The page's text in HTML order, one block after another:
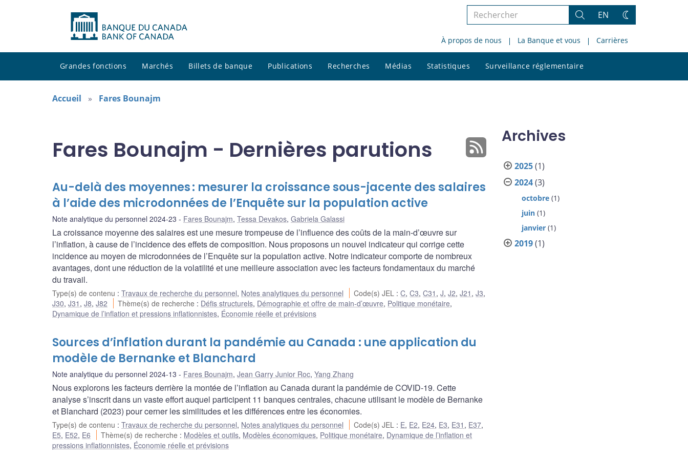
Rechercher
le
site
Rechercher
EN
Changez
thème
À propos de nous La Banque et vous Carrières
Grandes fonctions Marchés Billets de banque Publications Recherches Médias Statistiques Surveillance réglementaire
le
Accueil Fares Bounajm
Fares Bounajm - Dernières parutions
Au-delà des moyennes : mesurer la croissance sous-jacente des salaires
à l’aide des microdonnées de l’Enquête sur la population active
Note analytique du personnel 2024-23 Fares Bounajm, Tessa Devakos, Gabriela Galassi
La croissance moyenne des salaires est une mesure trompeuse de l’influence des coûts de la main-d’œuvre sur
l’inflation, à cause de l’incidence des effets de composition. Nous proposons un nouvel indicateur qui corrige cette
incidence au moyen de microdonnées de l’Enquête sur la population active. Notre indicateur comporte de nombreux
avantages, dont une réduction de la volatilité et une meilleure association avec les facteurs fondamentaux du marché
du travail.
Type(s) de contenu : Travaux de recherche du personnel, Notes analytiques du personnel Code(s) JEL :C,C3,C31 ,J,J2,J21 ,J3,
J30, J31 , J8, J82 Thème(s) de recherche : Défis structurels, Démographie et offre de main-d’œuvre, Politique monétaire,
Dynamique de l’inflation et pressions inflationnistes, Économie réelle et prévisions
Sources d’inflation durant la pandémie au Canada : une application du
modèle de Bernanke et Blanchard
Note analytique du personnel 2024-13 Fares Bounajm, Jean Garry Junior Roc, Yang Zhang
Nous explorons les facteurs derrière la montée de l’inflation au Canada durant la pandémie de COVID-19. Cette
analyse s’inscrit dans un vaste effort auquel participent 11 banques centrales, chacune utilisant le modèle de Bernanke
et Blanchard (2023) pour cerner les similitudes et les différences entre les économies.
Type(s) de contenu : Travaux de recherche du personnel, Notes analytiques du personnel Code(s) JEL : E, E2, E24, E3, E31 , E37,
E5, E52, E6 Thème(s) de recherche : Modèles et outils, Modèles économiques, Politique monétaire, Dynamique de l’inflation et
pressions inflationnistes, Économie réelle et prévisions
Archives
2025(1)
2024(3)
octobre (1)
juin (1)
janvier (1)
2019(1)